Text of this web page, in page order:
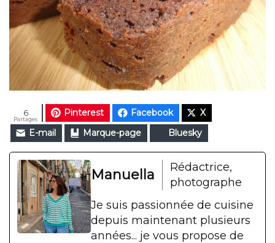
Pinterest Facebook
X
E-mail
Marque-page Bluesky
Partages
6
Manuella
Rédactrice,
photographe
Je suis passionnée de cuisine
depuis maintenant plusieurs
années... je vous propose de